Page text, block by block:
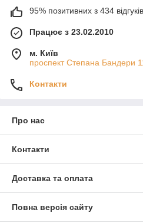
95% позитивних з 434
Працює з 23.02.2010
м. Київ
проспект Степана Бандери
Контакти
Про нас
Контакти
Доставка та оплата
Повна версія сайту